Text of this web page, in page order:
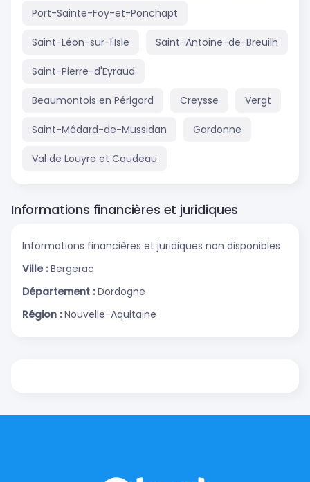
Port-Sainte-Foy-et-Ponchapt
Saint-Léon-sur-l'Isle Saint-Antoine-de-Breuilh
Saint-Pierre-d'Eyraud
Beaumontois en Périgord Creysse Vergt
Saint-Médard-de-Mussidan Gardonne
Val de Louyre et Caudeau
Informations financières et juridiques
Informations financières et juridiques non disponibles
Ville : Bergerac
Département : Dordogne
Région : Nouvelle-Aquitaine